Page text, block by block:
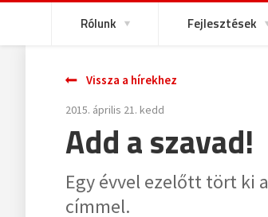
Rólunk Fejlesztések
Vissza a hírekhez
2015. április 21. kedd
Add a szavad!
Egy évvel ezelőtt tört ki
címmel.